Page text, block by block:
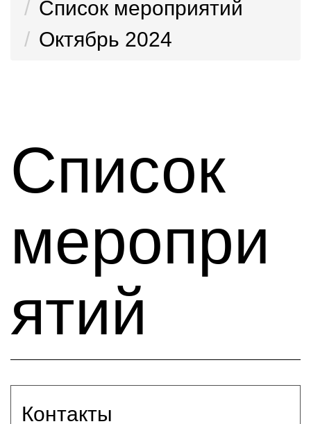
Список мероприятий
Октябрь 2024
Список
меропри
ятий
Контакты